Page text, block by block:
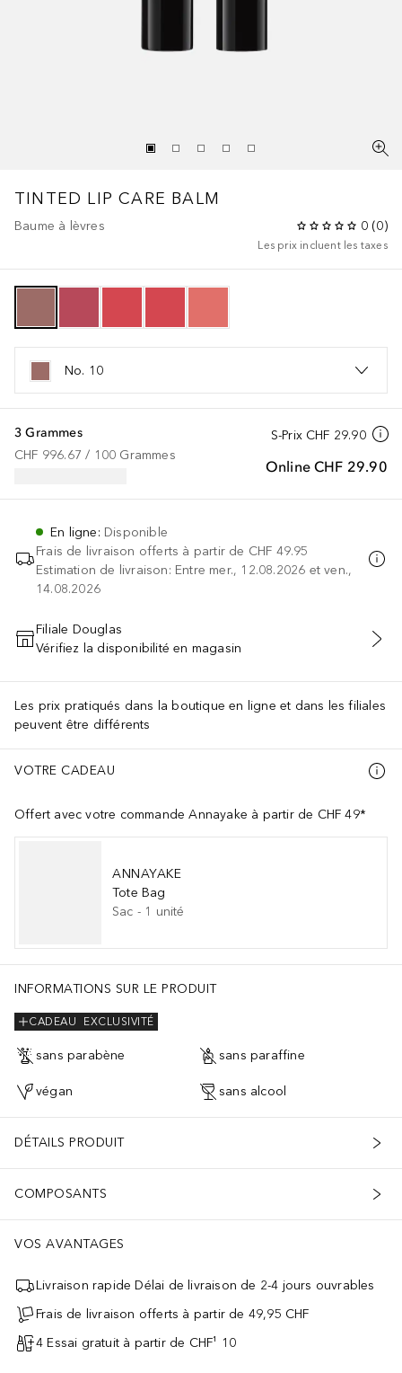
TINTED LIP CARE BALM
Baume à lèvres 0 (0)
Les prix incluent les taxes
No. 10
S-Prix CHF 29.90
Online CHF 29.90
3 Grammes
CHF 996.67 / 100 Grammes
En ligne: Disponible
Frais de livraison offerts à partir de CHF 49.95
Estimation de livraison: Entre mer., 12.08.2026 et ven.,
14.08.2026
AJOUTER AU PANIER
Filiale Douglas
Vérifiez la disponibilité en magasin
Les prix pratiqués dans la boutique en ligne et dans les filiales
peuvent être différents
VOTRE CADEAU
Offert avec votre commande Annayake à partir de CHF 49*
ANNAYAKE
Tote Bag
Sac - 1 unité
INFORMATIONS SUR LE PRODUIT
EXCLUSIVITÉ
CADEAU
sans parabène sans paraffine
végan sans alcool
DÉTAILS PRODUIT
COMPOSANTS
VOS AVANTAGES
Livraison rapide Délai de livraison de 2-4 jours ouvrables
Frais de livraison offerts à partir de 49,95 CHF
4 Essai gratuit à partir de CHF¹ 10